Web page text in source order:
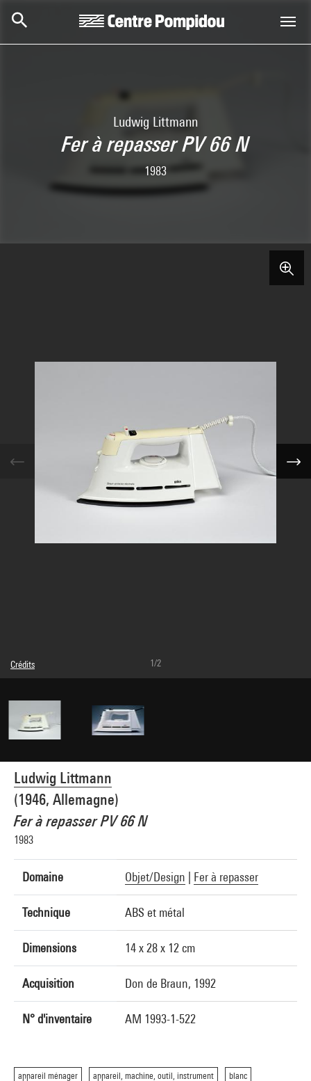
Ludwig Littmann
Fer à repasser PV 66 N
1983
Ludwig Littmann
(1946, Allemagne)
Fer à repasser PV 66 N
1983
Domaine Objet/Design Fer à repasser
Technique ABS et métal
Dimensions 14 x 28 x 12 cm
Acquisition Don de Braun, 1992
N° d'inventaire AM 1993-1-522
appareil ménager appareil, machine, outil, instrument blanc
Crédits
© Braun Gmbh
Diffusion image :
GrandPalaisRmnPhoto
1/2